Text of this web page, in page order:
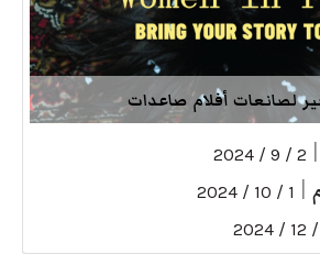
لصانعات أفلام صاعدات
2 / 9 / 2024
1 / 10 / 2024